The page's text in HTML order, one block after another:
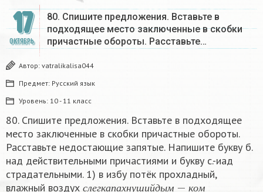
17
ОКТЯБРЬ
80. Спишите предложения. Вставьте в
подходящее место заключенные в скобки
причастные обороты. Расставьте…
Автор: vatralikalisa044
Предмет: Русский язык
Уровень: 10 - 11 класс
80. Спишите предложения. Вставьте в подходящее
место заключенные в скобки причастные обороты.
Расставьте недостающие запятые. Напишите букву б.
над действительными причастиями и букву с.-иад
страдательными. 1) в избу потёк прохладный,
влажный воздух
сл е г ка п ахн у ш и й д ым ком
слег капа хнуш ийдым−ком